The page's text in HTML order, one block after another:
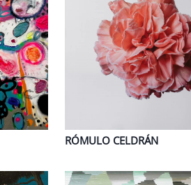
RÓMULO CELDRÁN